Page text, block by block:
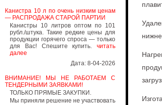
Канистра 10 л по очень низким ценам
— РАСПРОДАЖА СТАРОЙ ПАРТИИ
Канистры 10 литров оптом по 101
рубл./штука. Такие редкие цены для
продукции горячего спроса — только
для Вас! Спешите купить. читать
далее
Дата: 8-04-2026
ВНИМАНИЕ! МЫ НЕ РАБОТАЕМ С
ТЕНДЕРНЫМИ ЗАЯВКАМИ!
ТОЛЬКО ПРЯМЫЕ ЗАКУПКИ.
Мы приняли решение не участвовать